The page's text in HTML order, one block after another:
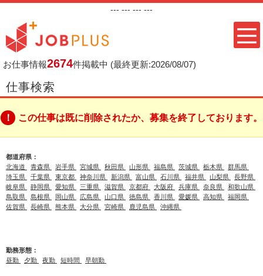
--- --- --- ---
お仕事情報2674件掲載中 (最終更新:2026/08/07)
仕事検索
この仕事は既に削除されたか、募集を終了しております。
都道府県：
北海道
青森県 岩手県 宮城県 秋田県 山形県 福島県 茨城県 栃木県
群馬県
埼玉県
千葉県 東京都 神奈川県 新潟県 富山県 石川県 福井県 山梨県
長野県
岐阜県
静岡県 愛知県 三重県 滋賀県 京都府 大阪府 兵庫県 奈良県
和歌山県
鳥取県
島根県 岡山県 広島県 山口県 徳島県 香川県 愛媛県 高知県
福岡県
佐賀県
長崎県 熊本県 大分県 宮崎県 鹿児島県 沖縄県
勤務形態：
昼勤
夕勤 夜勤 短時間 早朝勤